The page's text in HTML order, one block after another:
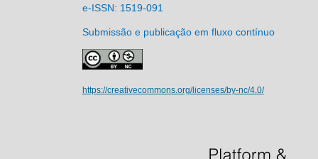
e-ISSN: 1519-091
Submissão e publicação em fluxo contínuo
https://creativecommons.org/licenses/by-nc/4.0/